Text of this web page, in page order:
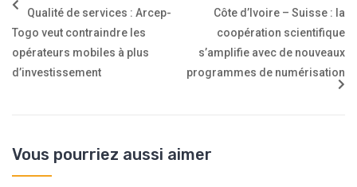
Qualité de services : Arcep-
Togo veut contraindre les
opérateurs mobiles à plus
d’investissement
Côte d’Ivoire – Suisse : la
coopération scientifique
s’amplifie avec de nouveaux
programmes de numérisation
Vous pourriez aussi aimer